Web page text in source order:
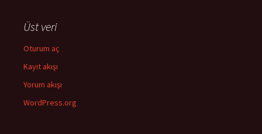
Üst veri
Oturum aç
Kayıt akışı
Yorum akışı
WordPress.org